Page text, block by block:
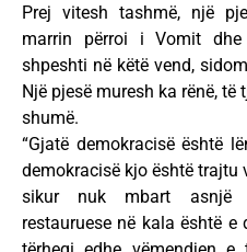
Prej vitesh tashmë, një
marrin përroi i Vomit
shpeshti në këtë vend,
Një pjesë muresh ka rënë,
shumë.
“Gjatë demokracisë është
demokracisë kjo është trajtu
sikur nuk mbart asnjë
restauruese në kala është